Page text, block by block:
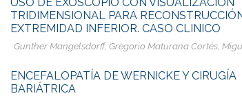
USO DE EXOSCOPIO CON VISUALIZACIÓN
TRIDIMENSIONAL PARA
EXTREMIDAD INFERIOR. CASO CLINICO
Gunther Mangelsdorff, Gregorio Maturana Cortés,
ENCEFALOPATÍA DE WERNICKE Y CIRUGÍA
BARIÁTRICA